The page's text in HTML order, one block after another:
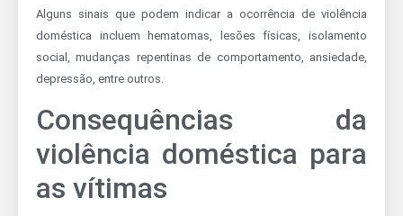
Alguns sinais que podem indicar a ocorrência de violência
doméstica incluem hematomas, lesões físicas, isolamento
social, mudanças repentinas de comportamento, ansiedade,
depressão, entre outros.
Consequências da
violência doméstica para
as vítimas